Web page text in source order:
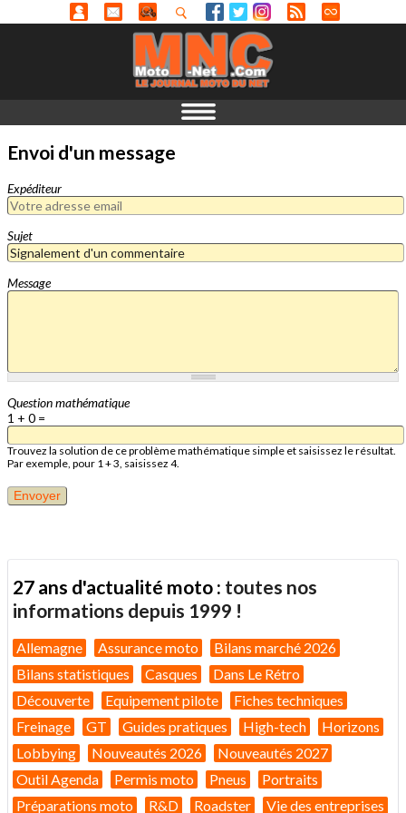
Envoi d'un message
Expéditeur
Sujet
Message
Question mathématique
1 + 0 =
Trouvez la solution de ce problème mathématique simple et saisissez le résultat.
Par exemple, pour 1 + 3, saisissez 4.
27 ans d'actualité moto : toutes nos
informations depuis 1999 !
Allemagne Assurance moto
Bilans marché 2026
Bilans statistiques
Casques
Dans Le Rétro
Découverte
Equipement pilote
Fiches techniques
Freinage
GT Guides pratiques High-tech
Horizons
Lobbying
Nouveautés 2026
Nouveautés 2027
Outil Agenda
Permis moto Pneus
Portraits
Préparations moto
R&D Roadster Vie des entreprises